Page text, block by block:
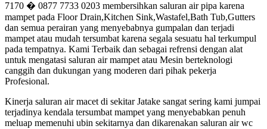
7170 � 0877 7733 0203 membersihkan saluran air pipa karena
mampet pada Floor Drain,Kitchen Sink,Wastafel,Bath Tub,Gutters
dan semua perairan yang menyebabnya gumpalan dan terjadi
mampet atau mudah tersumbat karena segala sesuatu hal terkumpul
pada tempatnya. Kami Terbaik dan sebagai refrensi dengan alat
untuk mengatasi saluran air mampet atau Mesin berteknologi
canggih dan dukungan yang moderen dari pihak pekerja
Profesional.
Kinerja saluran air macet di sekitar Jatake sangat sering kami jumpai
terjadinya kendala tersumbat mampet yang menyebabkan penuh
meluap memenuhi ubin sekitarnya dan dikarenakan saluran air wc